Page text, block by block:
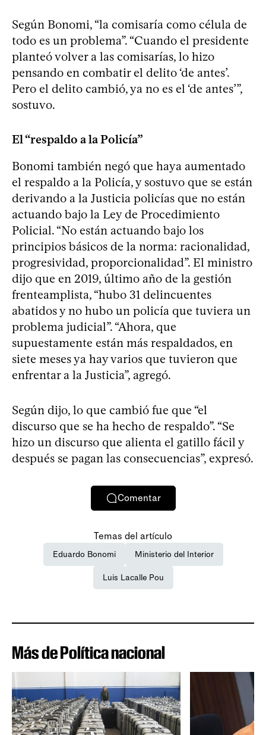
Según Bonomi, “la comisaría como célula de
todo es un problema”. “Cuando el presidente
planteó volver a las comisarías, lo hizo
pensando en combatir el delito ‘de antes’.
Pero el delito cambió, ya no es el ‘de antes’”,
sostuvo.
El “respaldo a la Policía”
Bonomi también negó que haya aumentado
el respaldo a la Policía, y sostuvo que se están
derivando a la Justicia policías que no están
actuando bajo la Ley de Procedimiento
Policial. “No están actuando bajo los
principios básicos de la norma: racionalidad,
progresividad, proporcionalidad”. El ministro
dijo que en 2019, último año de la gestión
frenteamplista, “hubo 31 delincuentes
abatidos y no hubo un policía que tuviera un
problema judicial”. “Ahora, que
supuestamente están más respaldados, en
siete meses ya hay varios que tuvieron que
enfrentar a la Justicia”, agregó.
Según dijo, lo que cambió fue que “el
discurso que se ha hecho de respaldo”. “Se
hizo un discurso que alienta el gatillo fácil y
después se pagan las consecuencias”, expresó.
Comentar
Temas del artículo
Eduardo Bonomi Ministerio del Interior
Luis Lacalle Pou
Más de Política nacional